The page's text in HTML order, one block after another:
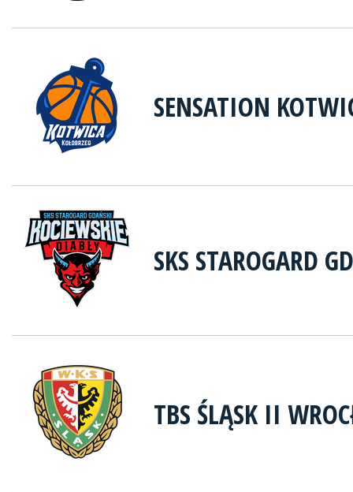
SENSATION
SKS STAROGARD
TBS ŚLĄSK II